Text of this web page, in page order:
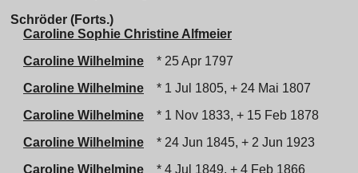
Schröder (Forts.)
Caroline Sophie Christine Alfmeier
Caroline Wilhelmine
* 25 Apr 1797
Caroline Wilhelmine
* 1 Jul 1805, + 24 Mai 1807
Caroline Wilhelmine
* 1 Nov 1833, + 15 Feb 1878
Caroline Wilhelmine
* 24 Jun 1845, + 2 Jun 1923
Caroline Wilhelmine
* 4 Jul 1849, + 4 Feb 1866